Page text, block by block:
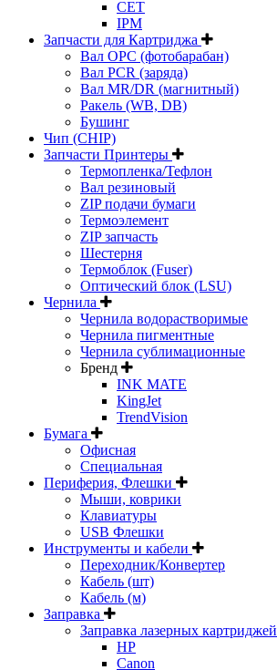
CET
IPM
Запчасти для Картриджа
Вал OPC (фотобарабан)
Вал PCR (заряда)
Вал MR/DR (магнитный)
Ракель (WB, DB)
Бушинг
Чип (CHIP)
Запчасти Принтеры
Термопленка/Тефлон
Вал резиновый
ZIP подачи бумаги
Термоэлемент
ZIP запчасть
Шестерня
Термоблок (Fuser)
Оптический блок (LSU)
Чернила
Чернила водорастворимые
Чернила пигментные
Чернила сублимационные
Бренд
INK MATE
KingJet
TrendVision
Бумага
Офисная
Специальная
Периферия, Флешки
Мыши, коврики
Клавиатуры
USB Флешки
Инструменты и кабели
Переходник/Конвертер
Кабель (шт)
Кабель (м)
Заправка
Заправка лазерных картриджей
HP
Canon